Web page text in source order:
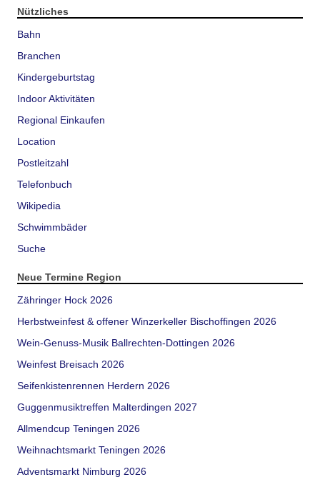
Nützliches
Bahn
Branchen
Kindergeburtstag
Indoor Aktivitäten
Regional Einkaufen
Location
Postleitzahl
Telefonbuch
Wikipedia
Schwimmbäder
Suche
Neue Termine Region
Zähringer Hock 2026
Herbstweinfest & offener Winzerkeller Bischoffingen 2026
Wein-Genuss-Musik Ballrechten-Dottingen 2026
Weinfest Breisach 2026
Seifenkistenrennen Herdern 2026
Guggenmusiktreffen Malterdingen 2027
Allmendcup Teningen 2026
Weihnachtsmarkt Teningen 2026
Adventsmarkt Nimburg 2026